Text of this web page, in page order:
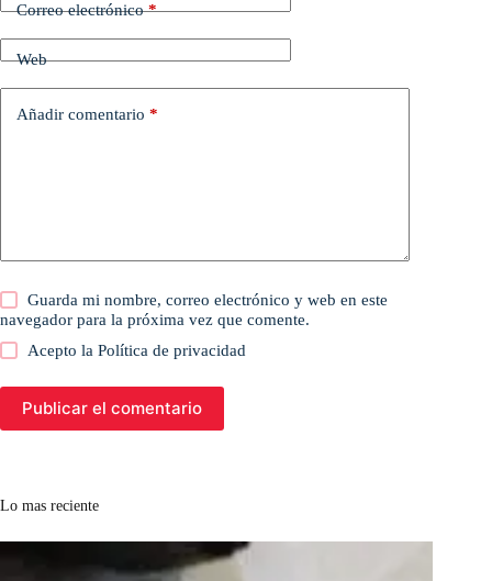
Correo electrónico*
Web
Añadir comentario *
Guarda mi nombre, correo electrónico y web en este
navegador para la próxima vez que comente.
Acepto laPolítica de privacidad
Publicar el comentario
Lo mas reciente